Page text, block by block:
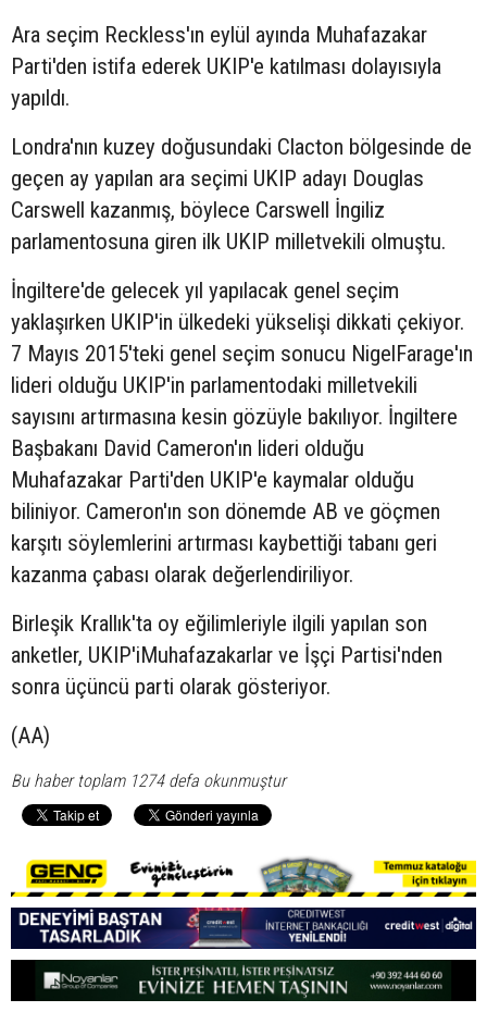
Ara seçim Reckless'ın eylül ayında Muhafazakar
Parti'den istifa ederek UKIP'e katılması dolayısıyla
yapıldı.
Londra'nın kuzey doğusundaki Clacton bölgesinde de
geçen ay yapılan ara seçimi UKIP adayı Douglas
Carswell kazanmış, böylece Carswell İngiliz
parlamentosuna giren ilk UKIP milletvekili olmuştu.
İngiltere'de gelecek yıl yapılacak genel seçim
yaklaşırken UKIP'in ülkedeki yükselişi dikkati çekiyor.
7 Mayıs 2015'teki genel seçim sonucu NigelFarage'ın
lideri olduğu UKIP'in parlamentodaki milletvekili
sayısını artırmasına kesin gözüyle bakılıyor. İngiltere
Başbakanı David Cameron'ın lideri olduğu
Muhafazakar Parti'den UKIP'e kaymalar olduğu
biliniyor. Cameron'ın son dönemde AB ve göçmen
karşıtı söylemlerini artırması kaybettiği tabanı geri
kazanma çabası olarak değerlendiriliyor.
Birleşik Krallık'ta oy eğilimleriyle ilgili yapılan son
anketler, UKIP'iMuhafazakarlar ve İşçi Partisi'nden
sonra üçüncü parti olarak gösteriyor.
(AA)
Bu haber toplam 1274 defa okunmuştur